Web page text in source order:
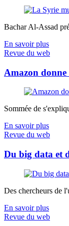
Bachar Al-Assad
En savoir plus
Revue du web
Amazon
Sommée de
En savoir plus
Revue du web
Du big data et
Des chercheurs de
En savoir plus
Revue du web